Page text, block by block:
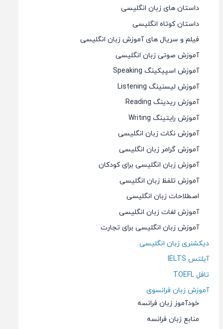
داستان های زبان انگلیسی
داستان کوتاه انگلیسی
فیلم و سریال های آموزش زبان انگلیسی
آموزش صوتی زبان انگلیسی
آموزش اسپیکینگ Speaking
آموزش لیسنینگ Listening
آموزش ریدینگ Reading
آموزش رایتینگ Writing
آموزش نکات زبان انگلیسی
آموزش گرامر زبان انگلیسی
آموزش زبان انگلیسی برای کودکان
آموزش تلفظ زبان انگلیسی
اصطلاحات زبان انگلیسی
آموزش لغات زبان انگلیسی
آموزش زبان انگلیسی برای تجارت
دیکشنری زبان انگلیسی
آیلتس IELTS
تافل TOEFL
آموزش زبان فرانسوی
خودآموز زبان فرانسه
منابع زبان فرانسه